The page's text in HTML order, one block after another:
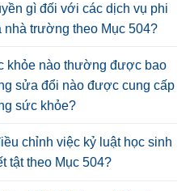
gì đối với các dịch vụ phi
nhà trường theo Mục 504?
khỏe nào thường được bao
sửa đổi nào được cung cấp
sức khỏe?
chỉnh việc kỷ luật học sinh
tật theo Mục 504?